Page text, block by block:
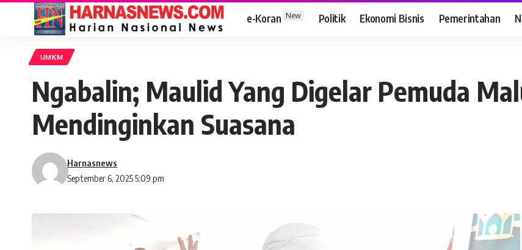
e-Koran New Politik Ekonomi Bisnis Pemerintahan
UMKM
Ngabalin; Maulid Yang Digelar Pemuda
Mendinginkan Suasana
September 6, 2025 5:09 pm
Harnasnews